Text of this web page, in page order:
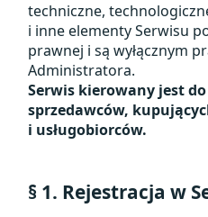
techniczne,
i inne elementy Serwisu
prawnej i są wyłącznym
Administratora.
Serwis kierowany jest
sprzedawców,
i usługobiorców.
§ 1. Rejestracja w